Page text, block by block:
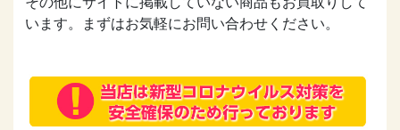
います。まずはお気軽にお問い合わせください。